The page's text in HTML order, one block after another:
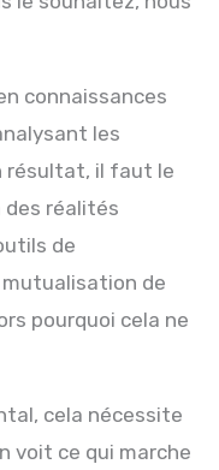
connaissances
les
résultat, il faut le
réalités
de
de
pourquoi cela ne
cela nécessite
voit ce qui marche